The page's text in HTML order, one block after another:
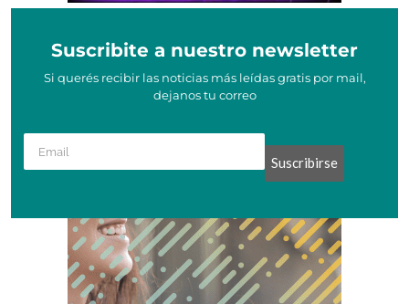
Suscribite a nuestro newsletter
Si querés recibir las noticias más leídas gratis por mail,
dejanos tu correo
Suscribirse